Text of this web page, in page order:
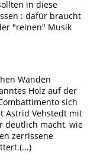
in diese
: dafür braucht
"reinen" Musik
Wänden
Holz auf der
sich
Astrid Vehstedt mit
deutlich macht, wie
zerrissene